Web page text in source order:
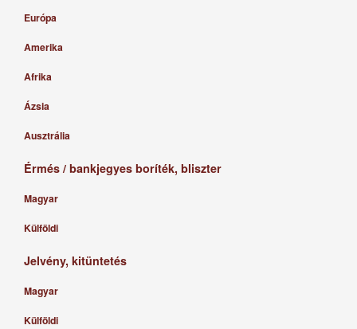
Európa
Amerika
Afrika
Ázsia
Ausztrália
Érmés / bankjegyes boríték, bliszter
Magyar
Külföldi
Jelvény, kitüntetés
Magyar
Külföldi